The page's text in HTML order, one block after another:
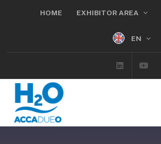
HOME EXHIBITOR AREA
EN
Linkedin